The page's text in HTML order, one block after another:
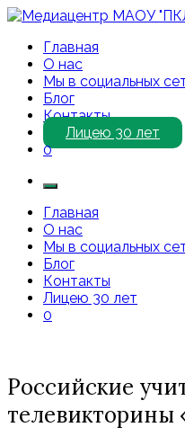
Перейти
содержимому
Медиацентр МАОУ "ПКЛ"
Приветствуем Вас на
Главная
О нас
Мы в социальных
Блог
Контакты
Лицею 30 лет
0
Главная
О нас
Мы в социальных
Блог
Контакты
Лицею 30 лет
0
Российские
телевикторины